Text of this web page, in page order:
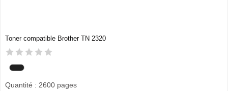
Toner compatible Brother TN 2320
Quantité : 2600 pages